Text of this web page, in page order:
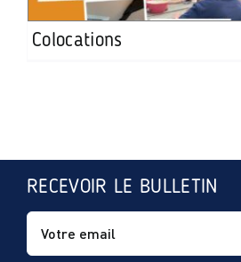
Colocations
RECEVOIR LE BULLETIN